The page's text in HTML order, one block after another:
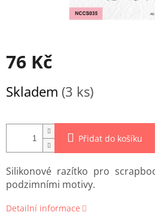
76 Kč
cena:
Skladem (3 ks)
Přidat do košíku
Silikonové razítko pro
podzimními motivy.
Detailní informace